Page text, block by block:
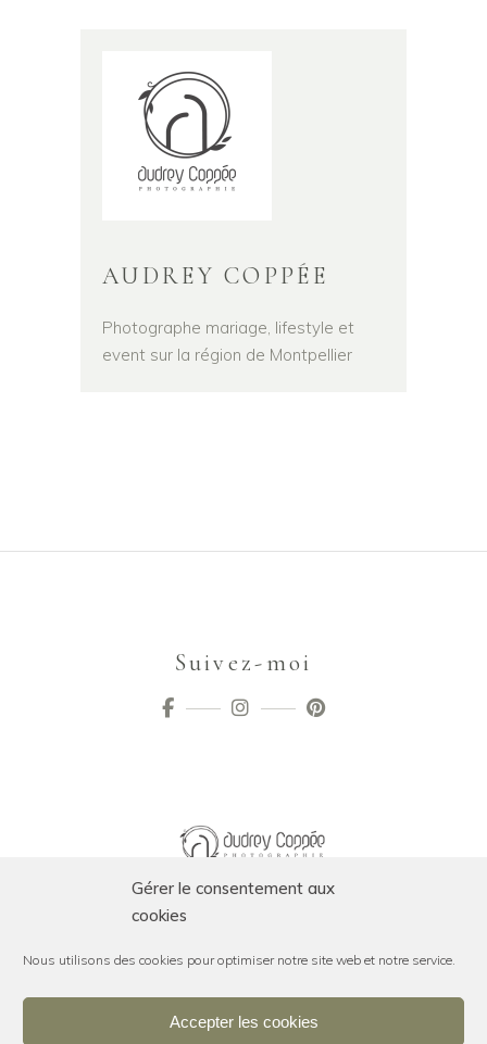
Gérer le consentement aux
cookies
Nous utilisons des cookies pour optimiser notre site web et notre service.
Accepter les cookies
AUDREY COPPÉE
Photographe mariage, lifestyle et
event sur la région de Montpellier
Suivez-moi